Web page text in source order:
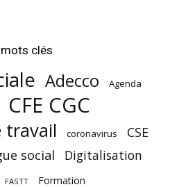
clés
Adecco Agenda
CFE CGC
travail coronavirus CSE
social Digitalisation
FASTT Formation